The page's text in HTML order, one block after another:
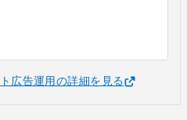
広告運用の詳細を見る